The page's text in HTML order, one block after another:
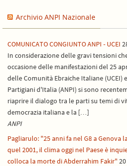
Archivio ANPI Nazionale
COMUNICATO CONGIUNTO ANPI - UCEI
In considerazione delle gravi tensioni
occasione delle manifestazioni del 25
delle Comunità Ebraiche Italiane (UCEI)
Partigiani d'Italia (ANPI) si sono
riaprire il dialogo tra le parti su temi di
democrazia italiana e la […]
ANPI
Pagliarulo: "25 anni fa nel G8 a Genova
quel 2001, il clima oggi nel Paese è
colloca la morte di Abderrahim Fakir"